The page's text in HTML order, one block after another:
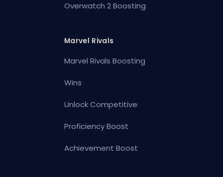
Overwatch 2 Boosting
Marvel Rivals
Marvel Rivals Boosting
Wins
Unlock Competitive
Proficiency Boost
Achievement Boost